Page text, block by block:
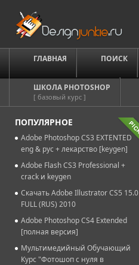
ГЛАВНАЯ ПОИСК
ШКОЛА PHOTOSHOP
[ базовый курс ]
ПОПУЛЯРНОЕ
Adobe Photoshop CS3 EXTENTED
eng & рус + лекарство [keygen]
Adobe Flash CS3 Professional +
crack и keygen
Скачать Adobe Illustrator CS5 15.0
FULL (RUS) 2010
Adobe Photoshop CS4 Extended
[полная версия]
Мультимедийный Обучающий
Курс "Фотошоп с нуля в